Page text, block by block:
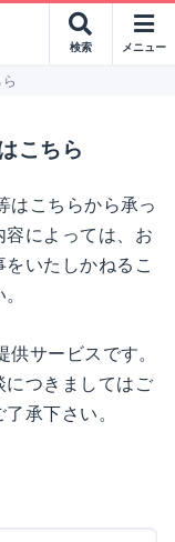
検索 メニュー
こちら
はこちらから承っ
容によっては、お
いたしかねるこ
サービスです。
につきましてはご
承下さい。